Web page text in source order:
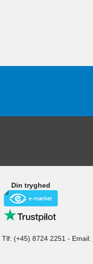
Din tryghed
Tlf: (+45) 8724 2251 - Email: